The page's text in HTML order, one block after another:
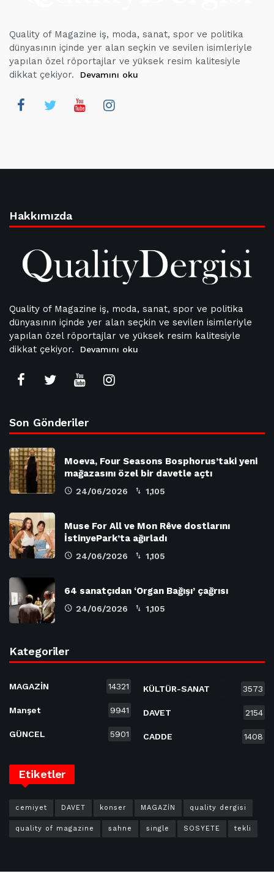
Quality of Magazine iş, moda, sanat, spor ve politika
dünyasının içinde yer alan seçkin ve sevilen isimleriyle
yapılan özel röportajlar ve yüksek resim kalitesiyle
dikkat çekiyor.
Devamını oku
Hakkımızda
Quality of Magazine iş, moda, sanat, spor ve politika
dünyasının içinde yer alan seçkin ve sevilen isimleriyle
yapılan özel röportajlar ve yüksek resim kalitesiyle
dikkat çekiyor.
Devamını oku
Son Gönderiler
Moeva, Four Seasons Bosphorus’taki yeni
mağazasını özel bir davetle açtı
24/06/2026 1,105
Muse For All ve Mon Rêve dostlarını
İstinyePark’ta ağırladı
24/06/2026 1,105
64 sanatçıdan ‘Organ Bağışı’ çağrısı
24/06/2026 1,105
Kategoriler
MAGAZİN 14321
Manşet 9941
GÜNCEL 5901
KÜLTÜR-SANAT 3573
DAVET 2154
CADDE 1408
Etiketler
cemiyet DAVET konser MAGAZİN quality dergisi
quality of magazine sahne single SOSYETE tekli